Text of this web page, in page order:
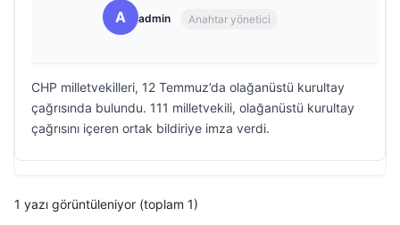
A admin Anahtar yönetici
CHP milletvekilleri, 12 Temmuz’da olağanüstü kurultay
çağrısında bulundu. 111 milletvekili, olağanüstü kurultay
çağrısını içeren ortak bildiriye imza verdi.
1 yazı görüntüleniyor (toplam 1)